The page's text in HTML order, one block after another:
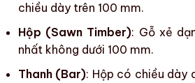
chiều dày trên 100 mm.
Hộp (Sawn Timber): Gỗ xẻ
nhất không dưới 100 mm.
Thanh (Bar): Hộp có chiều dày